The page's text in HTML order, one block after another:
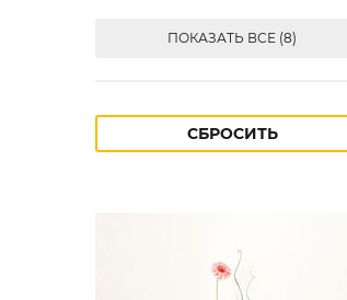
ПОКАЗАТЬ ВСЕ (8)
СБРОСИТЬ